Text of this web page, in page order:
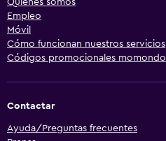
Quiénes somos
Empleo
Móvil
Cómo funcionan nuestros servicios
Códigos promocionales momondo
Contactar
Ayuda/Preguntas frecuentes